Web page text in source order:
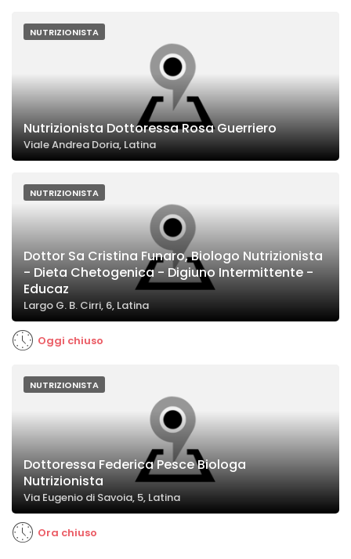
NUTRIZIONISTA
Nutrizionista Dottoressa Rosa Guerriero
Viale Andrea Doria, Latina
NUTRIZIONISTA
Dottor Sa Cristina Funaro, Biologo Nutrizionista
- Dieta Chetogenica - Digiuno Intermittente -
Educaz
Largo G. B. Cirri, 6, Latina
Oggi chiuso
NUTRIZIONISTA
Dottoressa Federica Pesce Biologa
Nutrizionista
Via Eugenio di Savoia, 5, Latina
Ora chiuso